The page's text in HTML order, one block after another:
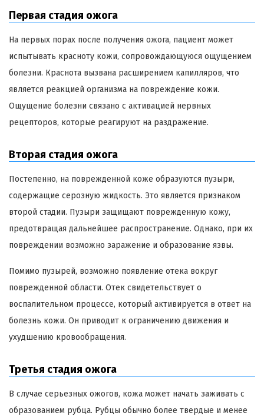
Первая стадия ожога
На первых порах после получения ожога, пациент может
испытывать красноту кожи, сопровождающуюся ощущением
болезни. Краснота вызвана расширением капилляров, что
является реакцией организма на повреждение кожи.
Ощущение болезни связано с активацией нервных
рецепторов, которые реагируют на раздражение.
Вторая стадия ожога
Постепенно, на поврежденной коже образуются пузыри,
содержащие серозную жидкость. Это является признаком
второй стадии. Пузыри защищают поврежденную кожу,
предотвращая дальнейшее распространение. Однако, при их
повреждении возможно заражение и образование язвы.
Помимо пузырей, возможно появление отека вокруг
поврежденной области. Отек свидетельствует о
воспалительном процессе, который активируется в ответ на
болезнь кожи. Он приводит к ограничению движения и
ухудшению кровообращения.
Третья стадия ожога
В случае серьезных ожогов, кожа может начать заживать с
образованием рубца. Рубцы обычно более твердые и менее